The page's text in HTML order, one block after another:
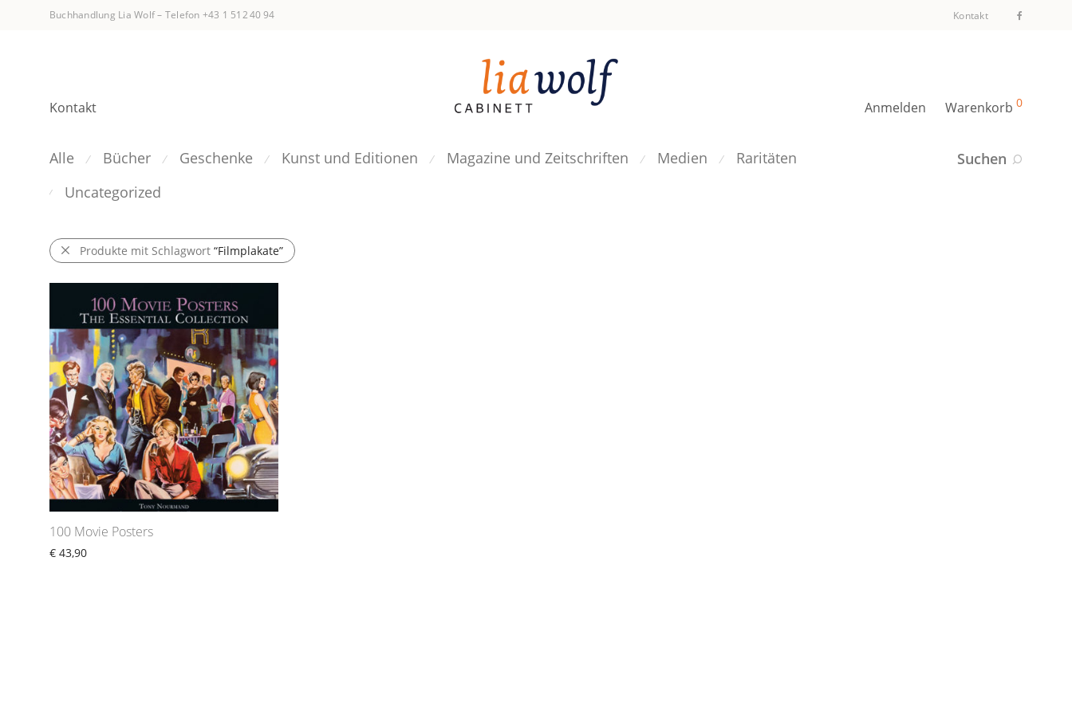
Buchhandlung Lia Wolf– Telefon +43 1 512 40 94 Kontakt
Kontakt Anmelden Warenkorb 0
Suchen
Alle ⁄ Bücher ⁄ Geschenke ⁄ Kunst und Editionen ⁄ Magazine und Zeitschriften ⁄ Medien ⁄ Raritäten
⁄ Uncategorized
Produkte mit Schlagwort “Filmplakate”
100 Movie Posters
€ 43,90